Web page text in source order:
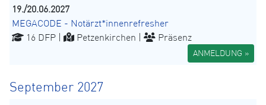
19./20.06.2027
MEGACODE - Notärzt*innenrefresher
16 DFP |
Petzenkirchen | Präsenz
ANMELDUNG »
September 2027